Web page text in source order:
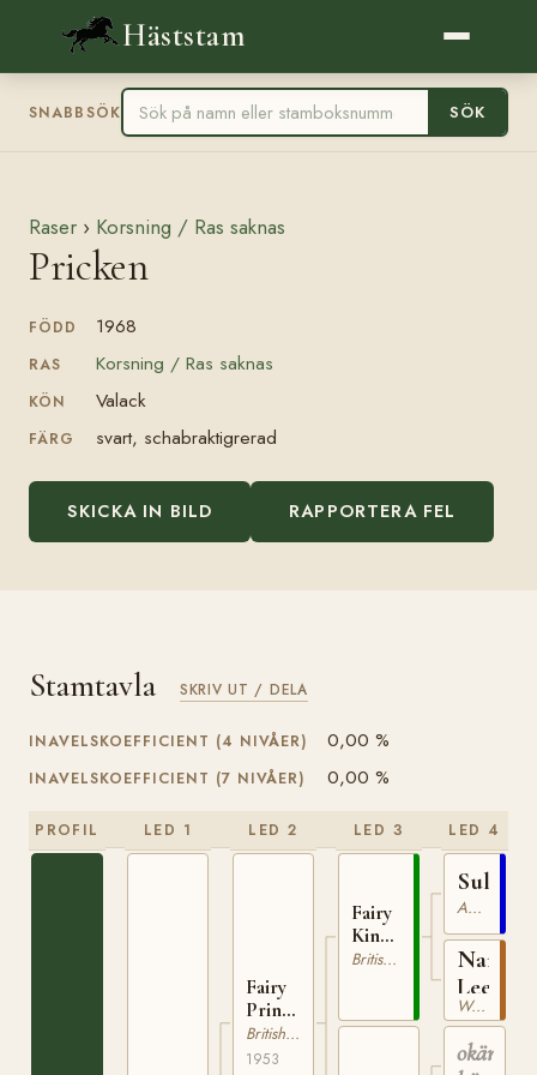
Häststam
SNABBSÖK SÖK
Raser › Korsning / Ras saknas
Pricken
FÖDD 1968
RAS Korsning / Ras saknas
KÖN Valack
FÄRG svart, schabraktigrerad
SKICKA IN BILD RAPPORTERA FEL
Stamtavla SKRIV UT / DELA
INAVELSKOEFFICIENT (4 NIVÅER) 0,00 %
INAVELSKOEFFICIENT (7 NIVÅER) 0,00 %
PROFIL LED 1 LED 2
Fairy
Prince
BSpPS
25
British Spotted Pony
1953
LED 3
Fairy
King
BSH&PS
British Spotted Pony
LED 4
Sultan
Australiensisk Ponny
Nancy
Lee
Welsh Mountain
okänd